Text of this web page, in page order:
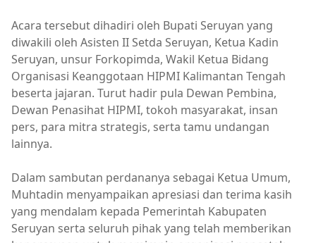
Acara tersebut dihadiri oleh Bupati Seruyan yang
diwakili oleh Asisten II Setda Seruyan, Ketua Kadin
Seruyan, unsur Forkopimda, Wakil Ketua Bidang
Organisasi Keanggotaan HIPMI Kalimantan Tengah
beserta jajaran. Turut hadir pula Dewan Pembina,
Dewan Penasihat HIPMI, tokoh masyarakat, insan
pers, para mitra strategis, serta tamu undangan
lainnya.
Dalam sambutan perdananya sebagai Ketua Umum,
Muhtadin menyampaikan apresiasi dan terima kasih
yang mendalam kepada Pemerintah Kabupaten
Seruyan serta seluruh pihak yang telah memberikan